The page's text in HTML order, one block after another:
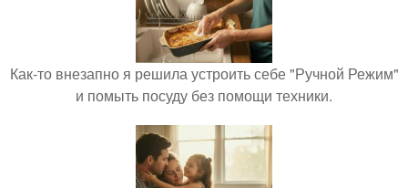
Как-то внезапно я решила устроить себе "Ручной Режим"
и помыть посуду без помощи техники.